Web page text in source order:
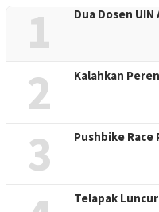
1 Dua Dosen
2 Kalahkan
3 Pushbike Race
Telapak